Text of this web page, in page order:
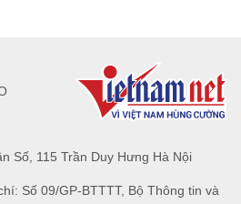
Số, 115 Trần Duy Hưng Hà Nội
Số 09/GP-BTTTT, Bộ Thông tin và